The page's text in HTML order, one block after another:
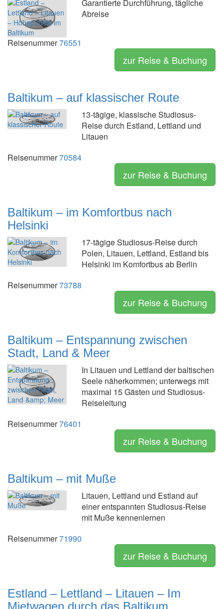
Garantierte Durchführung, tägliche
Abreise
Reisenummer76551
zur Reise & Buchung
Baltikum – auf klassischer Route
13-tägige, klassische Studiosus-
Reise durch Estland, Lettland und
Litauen
Reisenummer70584
zur Reise & Buchung
Baltikum – im Komfortbus nach
Helsinki
17-tägige Studiosus-Reise durch
Polen, Litauen, Lettland, Estland bis
Helsinki im Komfortbus ab Berlin
Reisenummer73788
zur Reise & Buchung
Baltikum – Entspannung zwischen
Stadt, Land & Meer
In Litauen und Lettland der baltischen
Seele näherkommen; unterwegs mit
maximal 15 Gästen und Studiosus-
Reiseleitung
Reisenummer76401
zur Reise & Buchung
Baltikum – mit Muße
Litauen, Lettland und Estland auf
einer entspannten Studiosus-Reise
mit Muße kennenlernen
Reisenummer71990
zur Reise & Buchung
Estland – Lettland – Litauen – Im
Mietwagen durch das Baltikum